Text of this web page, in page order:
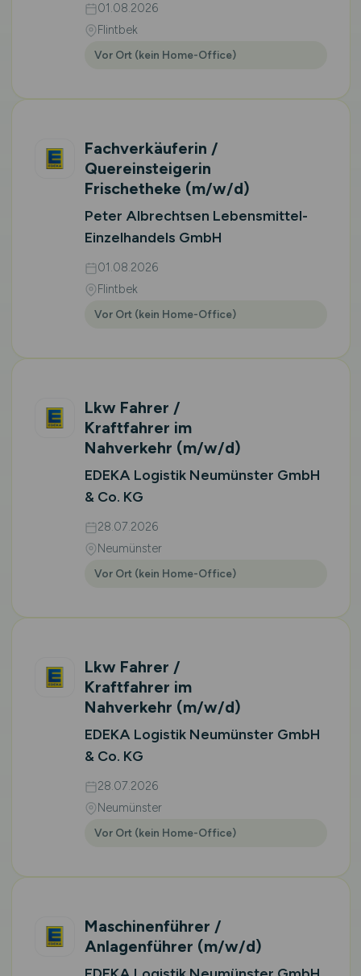
01.08.2026
Flintbek
Vor Ort (kein Home-Office)
Fachverkäuferin /
Quereinsteigerin
Frischetheke (m/w/d)
Peter Albrechtsen Lebensmittel-
Einzelhandels GmbH
01.08.2026
Flintbek
Vor Ort (kein Home-Office)
Lkw Fahrer /
Kraftfahrer im
Nahverkehr (m/w/d)
EDEKA Logistik Neumünster GmbH
& Co. KG
28.07.2026
Neumünster
Vor Ort (kein Home-Office)
Lkw Fahrer /
Kraftfahrer im
Nahverkehr (m/w/d)
EDEKA Logistik Neumünster GmbH
& Co. KG
28.07.2026
Neumünster
Vor Ort (kein Home-Office)
Maschinenführer /
Anlagenführer (m/w/d)